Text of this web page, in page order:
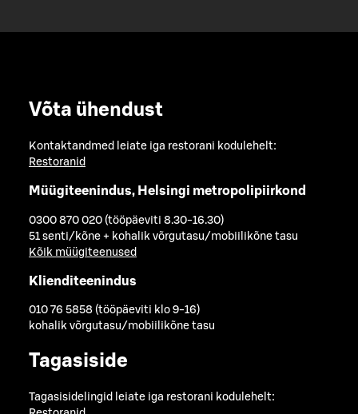
Võta ühendust
Kontaktandmed leiate iga restorani kodulehelt:
Restoranid
Müügiteenindus, Helsingi metropolipiirkond
0300 870 020 (tööpäeviti 8.30-16.30)
51 senti/kõne + kohalik võrgutasu/mobiilikõne tasu
Kõik müügiteenused
Klienditeenindus
010 76 5858 (tööpäeviti klo 9-16)
kohalik võrgutasu/mobiilikõne tasu
Tagasiside
Tagasisidelingid leiate iga restorani kodulehelt: